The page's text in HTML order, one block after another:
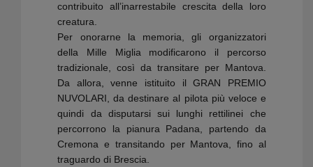
contribuito all’inarrestabile crescita della loro
creatura.
Per onorarne la memoria, gli organizzatori
della Mille Miglia modificarono il percorso
tradizionale, così da transitare per Mantova.
Da allora, venne istituito il GRAN PREMIO
NUVOLARI, da destinare al pilota più veloce e
quindi da disputarsi sui lunghi rettilinei che
percorrono la pianura Padana, partendo da
Cremona e transitando per Mantova, fino al
traguardo di Brescia.